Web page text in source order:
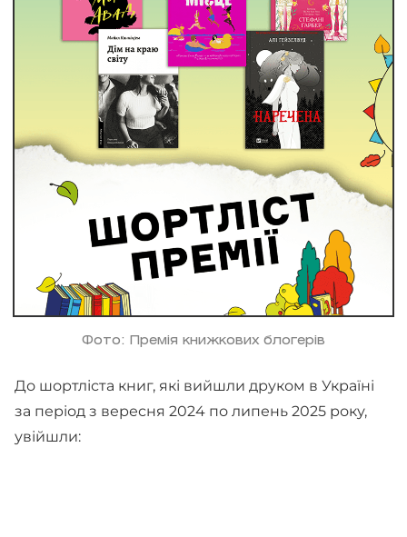
Фото: Премія книжкових блогерів
До шортліста книг, які вийшли друком в Україні
за період з вересня 2024 по липень 2025 року,
увійшли: